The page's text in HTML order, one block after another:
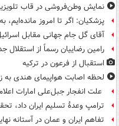
نمایش وطن‌فروشی در قاب
پزشکیان: اگر تا امروز
آقای گل جام جهانی مقابل
رامین رضاییان رسماً از استقلال
استقبال از فرعون در ترکیه
لحظه اصابت هواپیمای هندی به
علت انفجار جبل‌علی امارات
ترامپ وعدۀ تسلیم ایران داد،
تفاهم ایران و عمان در آستانه